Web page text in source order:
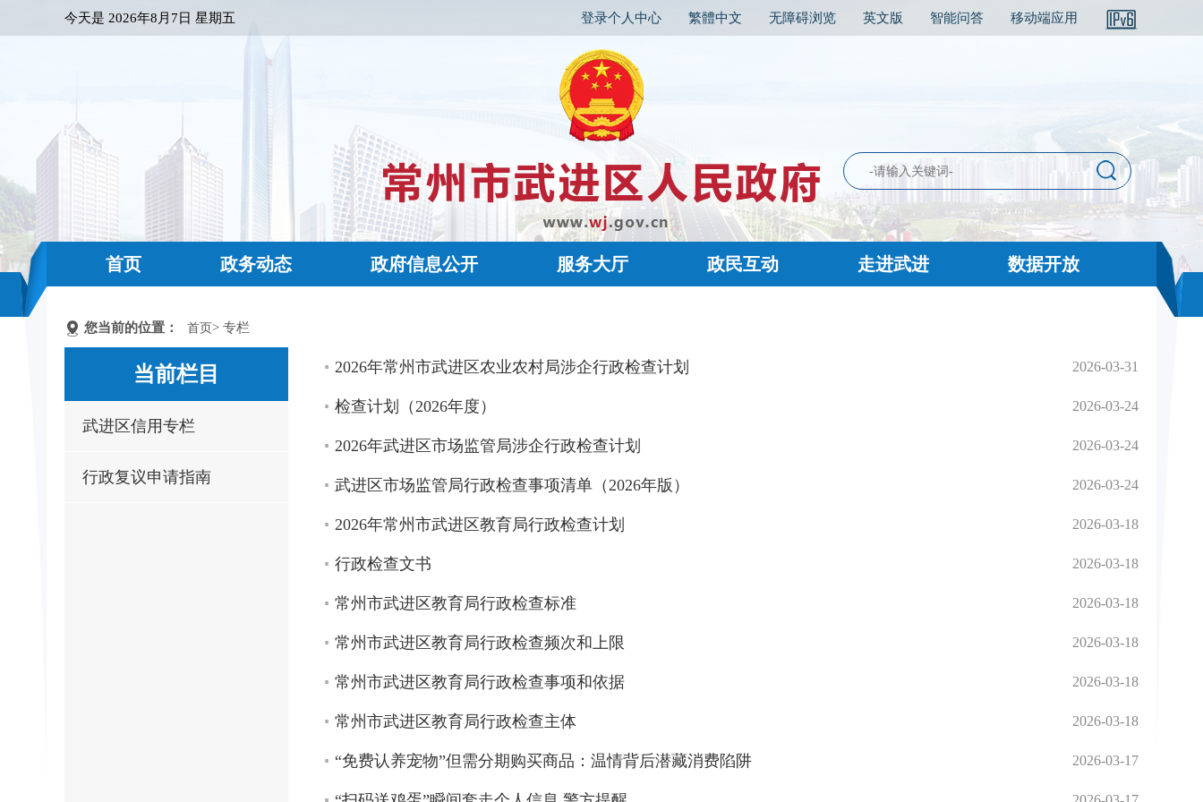
今天是 2026年8月7日 星期五 登录个人中心 繁體中文 无障碍浏览 英文版 智能问答 移动端应用
首页 政务动态 政府信息公开 服务大厅 政民互动 走进武进 数据开放
您当前的位置： 首页> 专栏
当前栏目
武进区信用专栏
行政复议申请指南
2026年常州市武进区农业农村局涉企行政检查计划 2026-03-31
检查计划（2026年度） 2026-03-24
2026年武进区市场监管局涉企行政检查计划 2026-03-24
武进区市场监管局行政检查事项清单（2026年版） 2026-03-24
2026年常州市武进区教育局行政检查计划 2026-03-18
行政检查文书 2026-03-18
常州市武进区教育局行政检查标准 2026-03-18
常州市武进区教育局行政检查频次和上限 2026-03-18
常州市武进区教育局行政检查事项和依据 2026-03-18
常州市武进区教育局行政检查主体 2026-03-18
“免费认养宠物”但需分期购买商品：温情背后潜藏消费陷阱 2026-03-17